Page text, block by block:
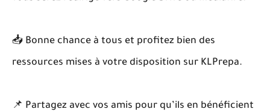
📥 Bonne chance à tous et profitez bien des
ressources mises à votre disposition sur KLPrepa.
📌 Partagez avec vos amis pour qu’ils en bénéficient